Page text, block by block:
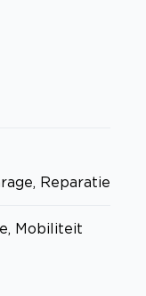
Reparatie
Mobiliteit